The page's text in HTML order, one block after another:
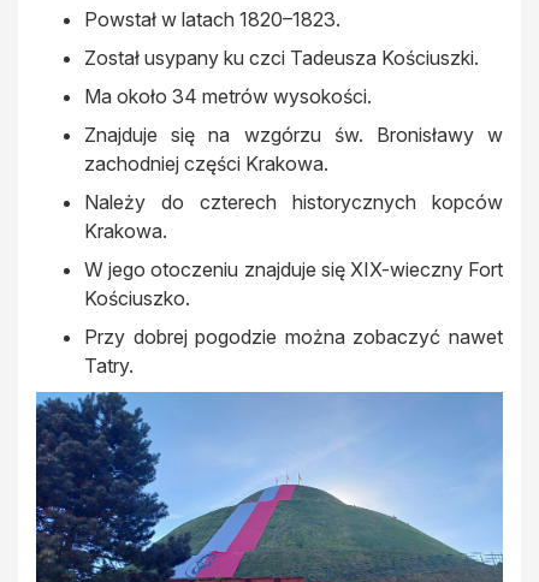
Powstał w latach 1820–1823.
Został usypany ku czci Tadeusza Kościuszki.
Ma około 34 metrów wysokości.
Znajduje się na wzgórzu św. Bronisławy w
zachodniej części Krakowa.
Należy do czterech historycznych kopców
Krakowa.
W jego otoczeniu znajduje się XIX-wieczny Fort
Kościuszko.
Przy dobrej pogodzie można zobaczyć nawet
Tatry.